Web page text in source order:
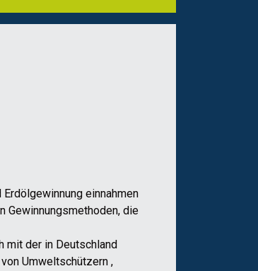
einnahmen
Gewinnungsmethoden, die
mit der in Deutschland
Umweltschützern ,